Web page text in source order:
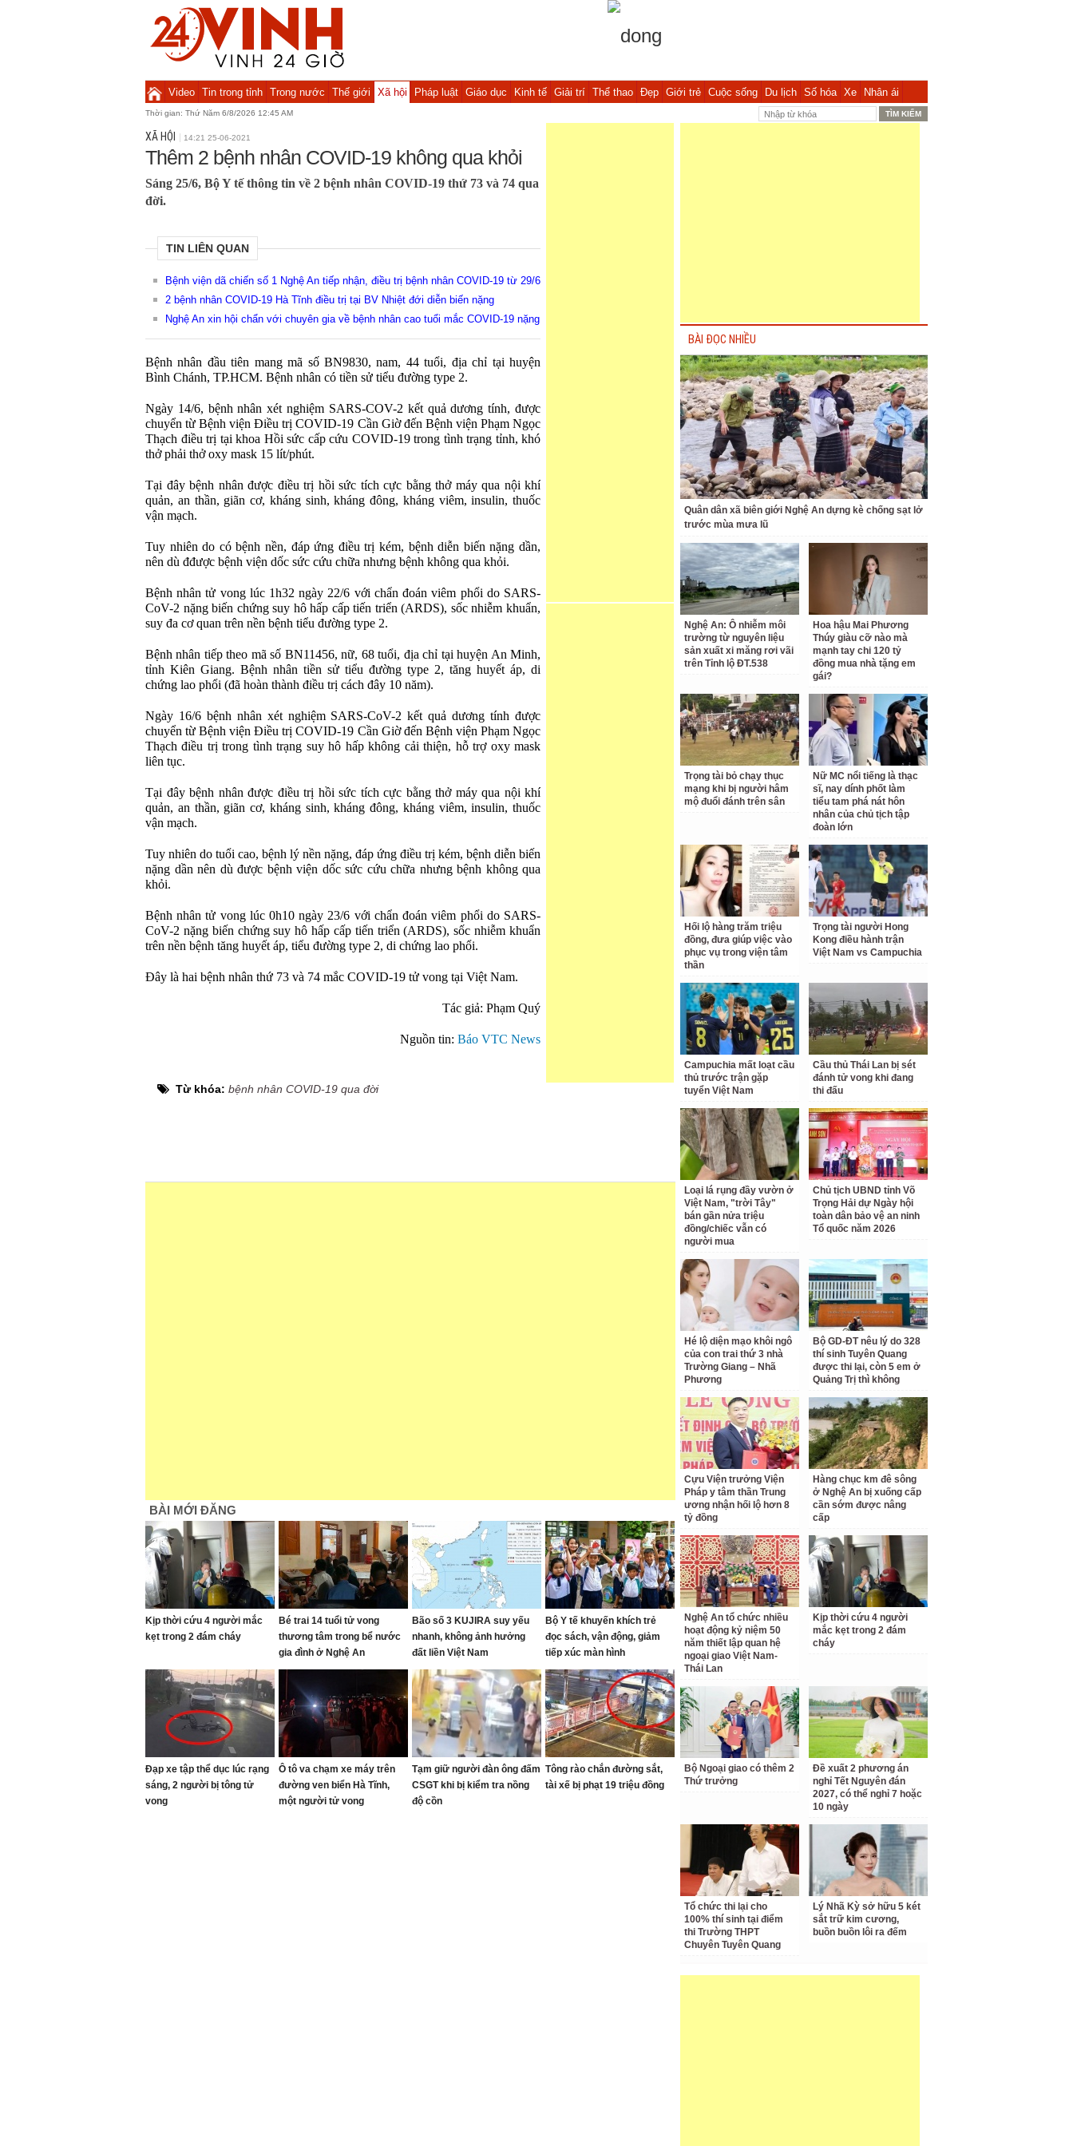
Video Tin trong tỉnh Trong nước Thế giới Xã hội Pháp luật Giáo dục Kinh tế Giải trí Thể thao Đẹp Giới trẻ Cuộc sống Du lịch Số hóa Xe Nhân ái
Thời gian: Thứ Năm 6/8/2026 12:45 AM
XÃ HỘI 14:21 25-06-2021
Thêm 2 bệnh nhân COVID-19 không qua khỏi
Sáng 25/6, Bộ Y tế thông tin về 2 bệnh nhân COVID-19 thứ 73 và 74 qua
đời.
TIN LIÊN QUAN
Bệnh viện dã chiến số 1 Nghệ An tiếp nhận, điều trị bệnh nhân COVID-19 từ 29/6
2 bệnh nhân COVID-19 Hà Tĩnh điều trị tại BV Nhiệt đới diễn biến nặng
Nghệ An xin hội chẩn với chuyên gia về bệnh nhân cao tuổi mắc COVID-19 nặng
Bệnh nhân đầu tiên mang mã số BN9830, nam, 44 tuổi, địa chỉ tại huyện
Bình Chánh, TP.HCM. Bệnh nhân có tiền sử tiểu đường type 2.
Ngày 14/6, bệnh nhân xét nghiệm SARS-COV-2 kết quả dương tính, được
chuyển từ Bệnh viện Điều trị COVID-19 Cần Giờ đến Bệnh viện Phạm Ngọc
Thạch điều trị tại khoa Hồi sức cấp cứu COVID-19 trong tình trạng tỉnh, khó
thở phải thở oxy mask 15 lít/phút.
Tại đây bệnh nhân được điều trị hồi sức tích cực bằng thở máy qua nội khí
quản, an thần, giãn cơ, kháng sinh, kháng đông, kháng viêm, insulin, thuốc
vận mạch.
Tuy nhiên do có bệnh nền, đáp ứng điều trị kém, bệnh diễn biến nặng dần,
nên dù đđược bệnh viện dốc sức cứu chữa nhưng bệnh không qua khỏi.
Bệnh nhân tử vong lúc 1h32 ngày 22/6 với chẩn đoán viêm phổi do SARS-
CoV-2 nặng biến chứng suy hô hấp cấp tiến triển (ARDS), sốc nhiễm khuẩn,
suy đa cơ quan trên nền bệnh tiểu đường type 2.
Bệnh nhân tiếp theo mã số BN11456, nữ, 68 tuổi, địa chỉ tại huyện An Minh,
tỉnh Kiên Giang. Bệnh nhân tiền sử tiểu đường type 2, tăng huyết áp, di
chứng lao phổi (đã hoàn thành điều trị cách đây 10 năm).
Ngày 16/6 bệnh nhân xét nghiệm SARS-CoV-2 kết quả dương tính được
chuyển từ Bệnh viện Điều trị COVID-19 Cần Giờ đến Bệnh viện Phạm Ngọc
Thạch điều trị trong tình trạng suy hô hấp không cải thiện, hỗ trợ oxy mask
liên tục.
Tại đây bệnh nhân được điều trị hồi sức tích cực bằng thở máy qua nội khí
quản, an thần, giãn cơ, kháng sinh, kháng đông, kháng viêm, insulin, thuốc
vận mạch.
Tuy nhiên do tuổi cao, bệnh lý nền nặng, đáp ứng điều trị kém, bệnh diễn biến
nặng dần nên dù được bệnh viện dốc sức cứu chữa nhưng bệnh không qua
khỏi.
Bệnh nhân tử vong lúc 0h10 ngày 23/6 với chẩn đoán viêm phổi do SARS-
CoV-2 nặng biến chứng suy hô hấp cấp tiến triển (ARDS), sốc nhiễm khuẩn
trên nền bệnh tăng huyết áp, tiểu đường type 2, di chứng lao phổi.
Đây là hai bệnh nhân thứ 73 và 74 mắc COVID-19 tử vong tại Việt Nam.
Tác giả: Phạm Quý
Nguồn tin: Báo VTC News
Từ khóa: bệnh nhân COVID-19 qua đời
BÀI MỚI ĐĂNG
Kịp thời cứu 4 người mắc
kẹt trong 2 đám cháy
Bé trai 14 tuổi tử vong
thương tâm trong bể nước
gia đình ở Nghệ An
Bão số 3 KUJIRA suy yếu
nhanh, không ảnh hưởng
đất liền Việt Nam
Bộ Y tế khuyến khích trẻ
đọc sách, vận động, giảm
tiếp xúc màn hình
Đạp xe tập thể dục lúc rạng
sáng, 2 người bị tông tử
vong
Ô tô va chạm xe máy trên
đường ven biển Hà Tĩnh,
một người tử vong
Tạm giữ người đàn ông đấm
CSGT khi bị kiểm tra nồng
độ cồn
Tông rào chắn đường sắt,
tài xế bị phạt 19 triệu đồng
BÀI ĐỌC NHIỀU
Quân dân xã biên giới Nghệ An dựng kè chống sạt lở
trước mùa mưa lũ
Nghệ An: Ô nhiễm môi
trường từ nguyên liệu
sản xuất xi măng rơi vãi
trên Tỉnh lộ ĐT.538
Hoa hậu Mai Phương
Thúy giàu cỡ nào mà
mạnh tay chi 120 tỷ
đồng mua nhà tặng em
gái?
Trọng tài bỏ chạy thục
mạng khi bị người hâm
mộ đuổi đánh trên sân
Nữ MC nổi tiếng là thạc
sĩ, nay dính phốt làm
tiểu tam phá nát hôn
nhân của chủ tịch tập
đoàn lớn
Hối lộ hàng trăm triệu
đồng, đưa giúp việc vào
phục vụ trong viện tâm
thần
Trọng tài người Hong
Kong điều hành trận
Việt Nam vs Campuchia
Campuchia mất loạt cầu
thủ trước trận gặp
tuyển Việt Nam
Cầu thủ Thái Lan bị sét
đánh tử vong khi đang
thi đấu
Loại lá rụng đầy vườn ở
Việt Nam, "trời Tây"
bán gần nửa triệu
đồng/chiếc vẫn có
người mua
Chủ tịch UBND tỉnh Võ
Trọng Hải dự Ngày hội
toàn dân bảo vệ an ninh
Tổ quốc năm 2026
Hé lộ diện mạo khôi ngô
của con trai thứ 3 nhà
Trường Giang – Nhã
Phương
Bộ GD-ĐT nêu lý do 328
thí sinh Tuyên Quang
được thi lại, còn 5 em ở
Quảng Trị thì không
Cựu Viện trưởng Viện
Pháp y tâm thần Trung
ương nhận hối lộ hơn 8
tỷ đồng
Hàng chục km đê sông
ở Nghệ An bị xuống cấp
cần sớm được nâng
cấp
Nghệ An tổ chức nhiều
hoạt động kỷ niệm 50
năm thiết lập quan hệ
ngoại giao Việt Nam-
Thái Lan
Kịp thời cứu 4 người
mắc kẹt trong 2 đám
cháy
Bộ Ngoại giao có thêm 2
Thứ trưởng
Đề xuất 2 phương án
nghỉ Tết Nguyên đán
2027, có thể nghỉ 7 hoặc
10 ngày
Tổ chức thi lại cho
100% thí sinh tại điểm
thi Trường THPT
Chuyên Tuyên Quang
Lý Nhã Kỳ sở hữu 5 két
sắt trữ kim cương,
buồn buồn lôi ra đếm